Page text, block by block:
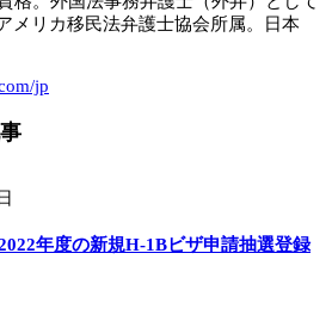
メリカ移民法弁護士協会所属。日本
jp
年度の新規H-1Bビザ申請抽選登録